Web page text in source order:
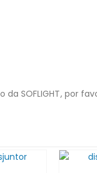
SOFLIGHT, por